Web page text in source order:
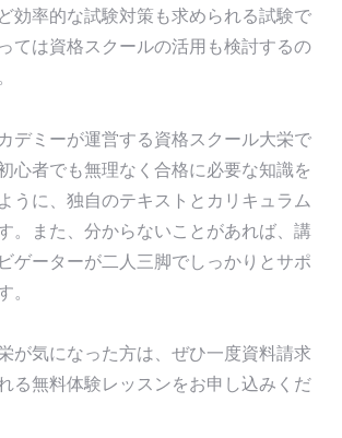
効率的な試験対策も求められる試験で
ては資格スクールの活用も検討するの
デミーが運営する資格スクール大栄で
心者でも無理なく合格に必要な知識を
うに、独自のテキストとカリキュラム
。また、分からないことがあれば、講
ゲーターが二人三脚でしっかりとサポ
。
が気になった方は、ぜひ一度資料請求
る無料体験レッスンをお申し込みくだ